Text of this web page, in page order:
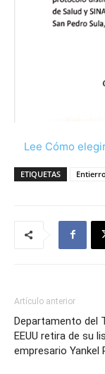
Lee Cómo
ETIQUETAS
Artículo anterior
Departamento del
EEUU retira de su
empresario Yankel